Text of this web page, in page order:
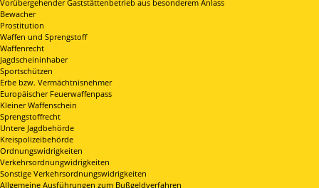
Vorübergehender Gaststättenbetrieb aus besonderem Anlass
Bewacher
Prostitution
Waffen und Sprengstoff
Waffenrecht
Jagdscheininhaber
Sportschützen
Erbe bzw. Vermächtnisnehmer
Europäischer Feuerwaffenpass
Kleiner Waffenschein
Sprengstoffrecht
Untere Jagdbehörde
Kreispolizeibehörde
Ordnungswidrigkeiten
Verkehrsordnungwidrigkeiten
Sonstige Verkehrsordnungswidrigkeiten
Allgemeine Ausführungen zum Bußgeldverfahren